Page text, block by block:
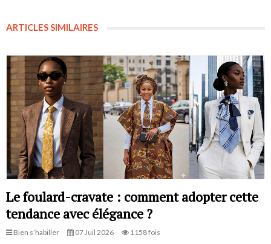
ARTICLES SIMILAIRES
Le foulard-cravate : comment adopter cette
tendance avec élégance ?
Bien s’habiller 07 Juil 2026 1158 fois